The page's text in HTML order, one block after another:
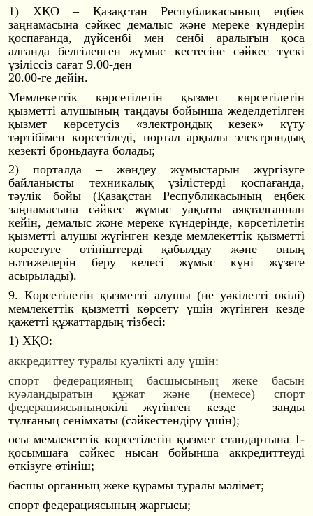
1) ХҚО – Қазақстан Республикасының еңбек
заңнамасына сәйкес демалыс және мереке күндерін
қоспағанда, дүйсенбі мен сенбі аралығын қоса
алғанда белгіленген жұмыс кестесіне сәйкес түскі
үзіліссіз сағат 9.00-ден
20.00-ге дейін.
Мемлекеттік көрсетілетін қызмет көрсетілетін
қызметті алушының таңдауы бойынша жеделдетілген
қызмет көрсетусіз «электрондық кезек» күту
тәртібімен көрсетіледі, портал арқылы электрондық
кезекті броньдауға болады;
2) порталда – жөндеу жұмыстарын жүргізуге
байланысты техникалық үзілістерді қоспағанда,
тәулік бойы (Қазақстан Республикасының еңбек
заңнамасына сәйкес жұмыс уақыты аяқталғаннан
кейін, демалыс және мереке күндерінде, көрсетілетін
қызметті алушы жүгінген кезде мемлекеттік қызметті
көрсетуге өтініштерді қабылдау және оның
нәтижелерін беру келесі жұмыс күні жүзеге
асырылады).
9. Көрсетілетін қызметті алушы (не уәкілетті өкілі)
мемлекеттік қызметті көрсету үшiн жүгінген кезде
қажетті құжаттардың тізбесі:
1) ХҚО:
аккредиттеу туралы куәлікті алу үшін:
спорт федерацияның басшысының жеке басын
куәландыратын құжат және (немесе) спорт
федерациясыныңөкілі жүгінген кезде – заңды
тұлғаның сенімхаты (сәйкестендіру үшін);
осы мемлекеттік көрсетілетін қызмет стандартына 1-
қосымшаға сәйкес нысан бойынша аккредиттеуді
өткізуге өтініш;
басшы органның жеке құрамы туралы мәлімет;
спорт федерациясының жарғысы;